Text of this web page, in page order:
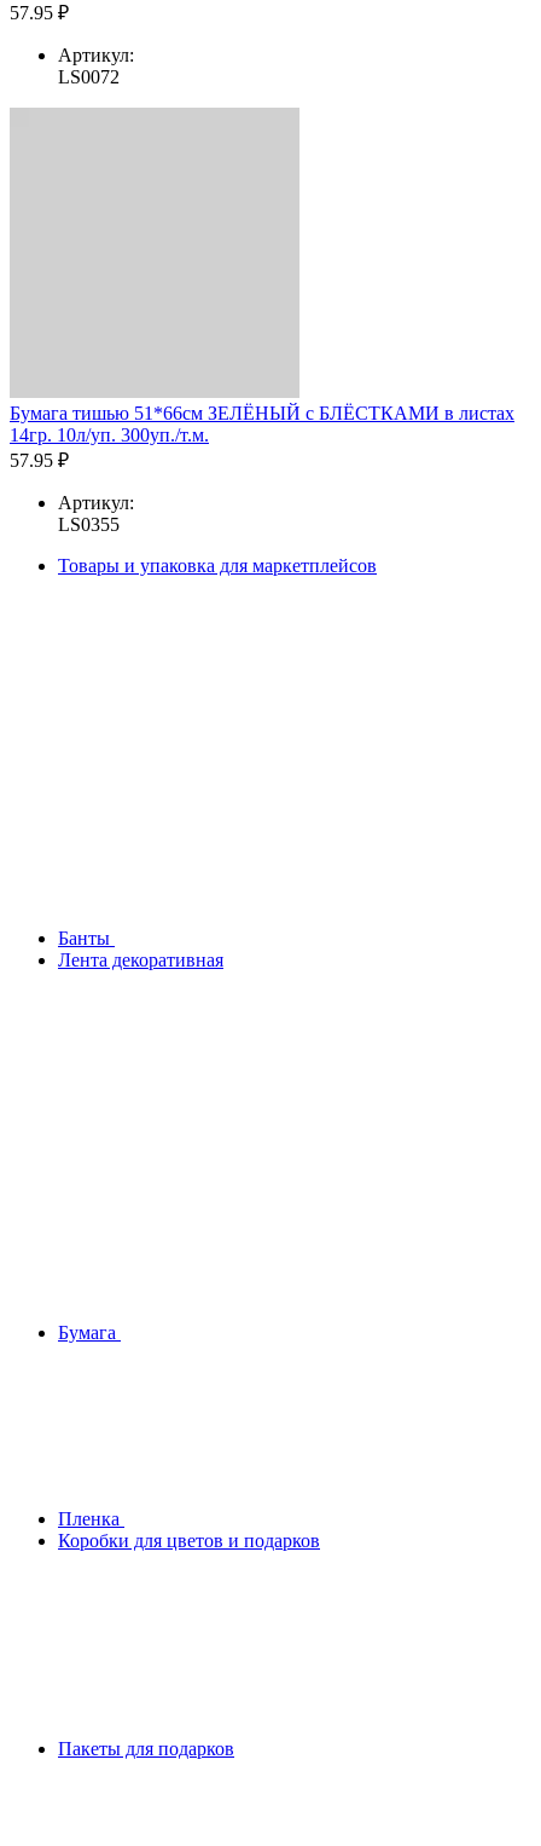
57.95 ₽
Артикул:
LS0072
Бумага тишью 51*66см ЗЕЛЁНЫЙ с БЛЁСТКАМИ в листах
14гр. 10л/уп. 300уп./т.м.
57.95 ₽
Артикул:
LS0355
Товары и упаковка для маркетплейсов
Банты
Лента декоративная
Бумага
Плeнка
Коробки для цветов и подарков
Пакеты для подарков